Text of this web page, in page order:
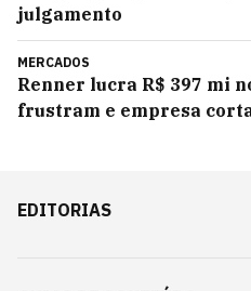
julgamento
MERCADOS
Renner lucra R$ 397 mi
frustram e empresa
EDITORIAS